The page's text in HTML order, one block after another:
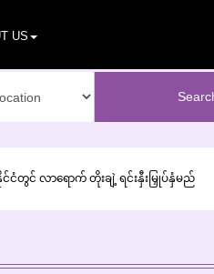
US
ငံတွင် လာရောက် တိုးချဲ့ ရင်းနှီးမြှုပ်နှံမည်